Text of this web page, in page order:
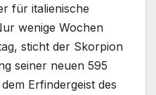
für italienische
wenige Wochen
sticht der Skorpion
seiner neuen 595
Erfindergeist des